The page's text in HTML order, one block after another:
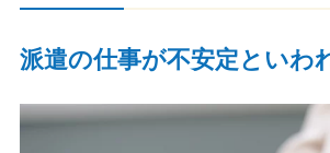
派遣の仕事が不安定といわ